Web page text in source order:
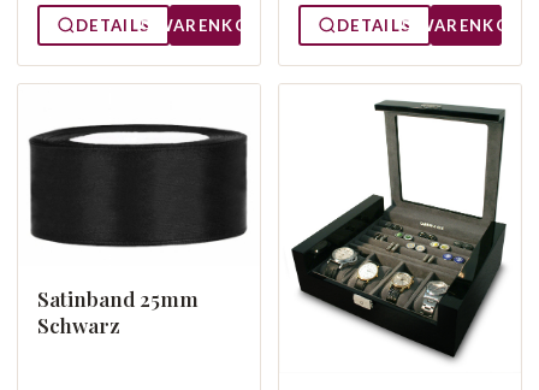
DETAILS
WARENKORB DETAILS WARENKORB
Satinband 25mm
Schwarz